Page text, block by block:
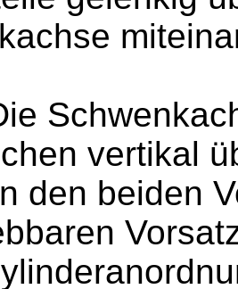
vertikal
den beiden